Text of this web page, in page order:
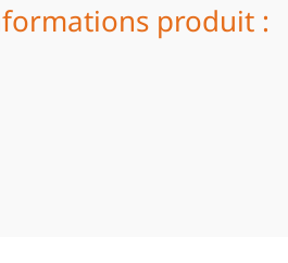
produit :